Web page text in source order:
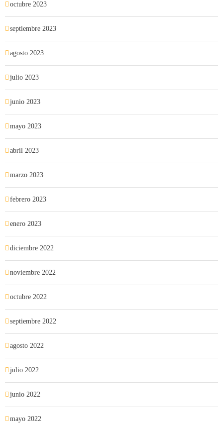
octubre 2023
septiembre 2023
agosto 2023
julio 2023
junio 2023
mayo 2023
abril 2023
marzo 2023
febrero 2023
enero 2023
diciembre 2022
noviembre 2022
octubre 2022
septiembre 2022
agosto 2022
julio 2022
junio 2022
mayo 2022